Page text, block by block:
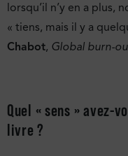
lorsqu’il n’y en a plus,
« tiens, mais il y a
Chabot, Global burn-
Quel « sens » avez-
livre ?